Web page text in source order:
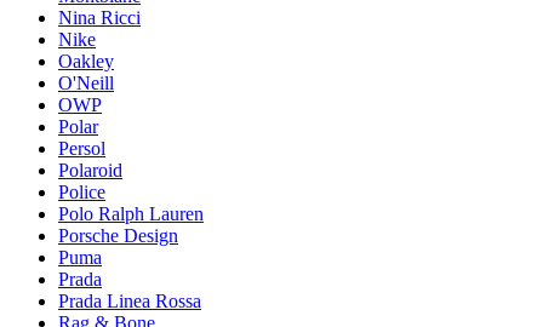
Nina Ricci
Nike
Oakley
O'Neill
OWP
Polar
Persol
Polaroid
Police
Polo Ralph Lauren
Porsche Design
Puma
Prada
Prada Linea Rossa
Rag & Bone